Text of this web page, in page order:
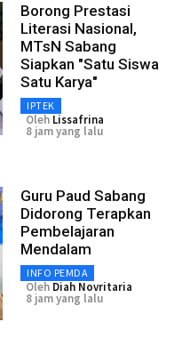
Borong Prestasi
Literasi Nasional,
MTsN Sabang
Siapkan "Satu Siswa
Satu Karya"
IPTEK
Oleh Lissafrina
8 jam yang lalu
Guru Paud Sabang
Didorong Terapkan
Pembelajaran
Mendalam
INFO PEMDA
Oleh Diah Novritaria
8 jam yang lalu